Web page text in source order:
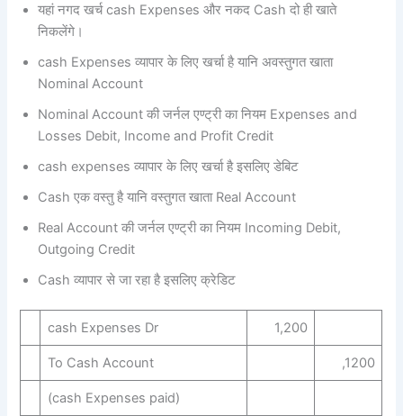
यहां नगद खर्च cash Expenses और नकद Cash दो ही खाते
निकलेंगे।
cash Expenses व्यापार के लिए खर्चा है यानि अवस्तुगत खाता
Nominal Account
Nominal Account की जर्नल एण्ट्री का नियम Expenses and
Losses Debit, Income and Profit Credit
cash expenses व्यापार के लिए खर्चा है इसलिए डेबिट
Cash एक वस्तु है यानि वस्तुगत खाता Real Account
Real Account की जर्नल एण्ट्री का नियम Incoming Debit,
Outgoing Credit
Cash व्यापार से जा रहा है इसलिए क्रेडिट
cash Expenses Dr 1,200
To Cash Account ,1200
(cash Expenses paid)